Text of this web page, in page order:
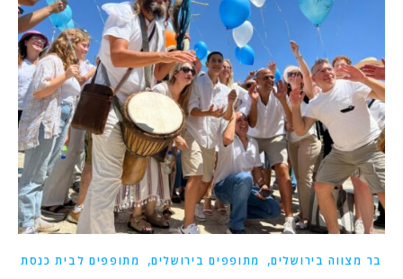
בר מצווה בירושלים, מתופפים בירושלים, מתופפים לבית כנסת